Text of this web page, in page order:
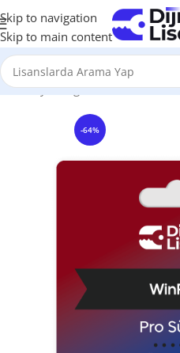
Skip to navigation
Skip to main content
Anasayfa Diğer Ürünler Winrar
-64%